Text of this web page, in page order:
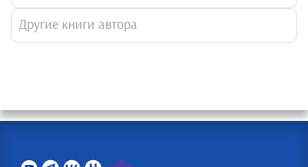
Другие книги автора